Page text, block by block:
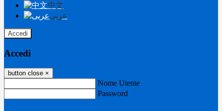
中文
عربى
Accedi
Accedi
button close ×
Nome Utente
Password